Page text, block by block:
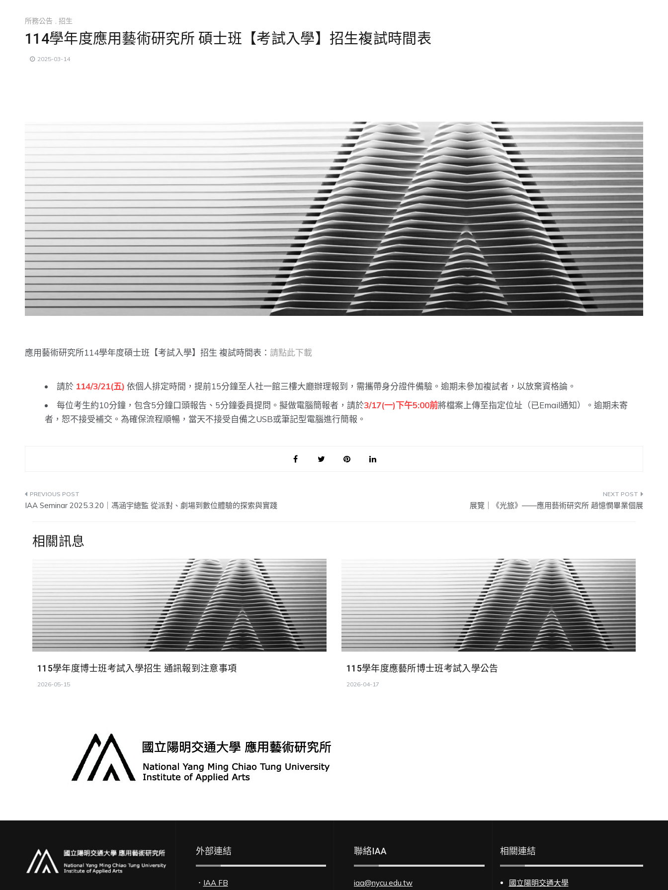
所務公告 招生
114學年度應用藝術研究所 碩士班【考試入學】招生複試時間表
2025-03-14
應用藝術研究所114學年度碩士班【考試入學】招生 複試時間表： 請點此下載
請於 114/3/21(五) 依個人排定時間，提前15分鐘至人社一館三樓大廳辦理報到，需攜帶身分證件備驗。逾期未參加複試者，以放棄資格論。
每位考生約10分鐘，包含5分鐘口頭報告、5分鐘委員提問。擬做電腦簡報者，請於3/17(一)下午5:00前將檔案上傳至指定位址（已Email通知）。逾期未寄
者，恕不接受補交。為確保流程順暢，當天不接受自備之USB或筆記型電腦進行簡報。
文
導
IAA Seminar 2025.3.20｜馮涵宇總監 從派對、劇場到數位體驗的探索與實踐 展覽｜《光旅》——應用藝術研究所 趙憶憫畢業個展
相關訊息
115學年度博士班考試入學招生 通訊報到注意事項
2026-05-15
115學年度應藝所博士班考試入學公告
2026-04-17
外部連結
． IAA FB
聯絡IAA
iaa@nycu.edu.tw
相關連結
國立陽明交通大學